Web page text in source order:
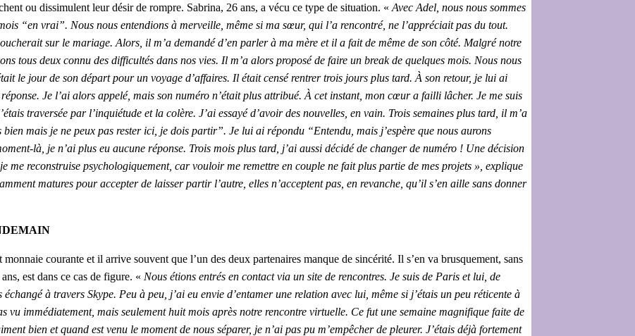
ou dissimulent leur désir de rompre. Sabrina, 26 ans, a vécu ce type de situation. « Avec Adel, nous nous sommes
“en vrai”. Nous nous entendions à merveille, même si ma sœur, qui l’a rencontré, ne l’appréciait pas du tout.
sur le mariage. Alors, il m’a demandé d’en parler à ma mère et il a fait de même de son côté. Malgré notre
tous deux connu des difficultés dans nos vies. Il m’a alors proposé de faire un break de quelques mois. Nous nous
le jour de son départ pour un voyage d’affaires. Il était censé rentrer trois jours plus tard. À son retour, je lui ai
réponse. Je l’ai alors appelé, mais son numéro n’était plus attribué. À cet instant, mon cœur a failli lâcher. Je me suis
traversée par l’inquiétude et la colère. J’ai essayé d’avoir des nouvelles, en vain. Trois semaines plus tard, il m’a
mais je ne peux pas rester ici, je dois partir”. Je lui ai répondu “Entendu, mais j’espère que nous aurons
là, je n’ai plus eu aucune réponse. Trois mois plus tard, j’ai aussi décidé de changer de numéro ! Une décision
me reconstruise psychologiquement, car vouloir me remettre en couple ne fait plus partie de mes projets », explique
matures pour accepter de laisser partir l’autre, elles n’acceptent pas, en revanche, qu’il s’en aille sans donner
courante et il arrive souvent que l’un des deux partenaires manque de sincérité. Il s’en va brusquement, sans
est dans ce cas de figure. « Nous étions entrés en contact via un site de rencontres. Je suis de Paris et lui, de
à travers Skype. Peu à peu, j’ai eu envie d’entamer une relation avec lui, même si j’étais un peu réticente à
vu immédiatement, mais seulement huit mois après notre rencontre virtuelle. Ce fut une semaine magnifique faite de
bien et quand est venu le moment de nous séparer, je n’ai pas pu m’empêcher de pleurer. J’étais déjà fortement